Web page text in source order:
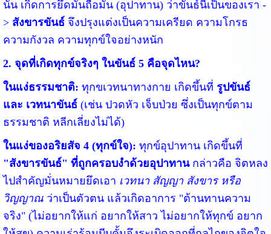
นั้น เกิดการยึดมั่นถือมั่น (อุปาทาน) ว่าขันธ์นี้เป็นของเรา -
> สังขารขันธ์จึงปรุงแต่งเป็นความเครียด ความโกรธ
ความกังวล ความทุกข์ใจอย่างหนัก
2. จุดที่เกิดทุกข์จริงๆ ในขันธ์ 5 คือจุดไหน?
ในแง่ธรรมชาติ: ทุกขเวทนาทางกาย เกิดขึ้นที่ รูปขันธ์
และ เวทนาขันธ์(เช่น ปวดหัว เจ็บป่วย ซึ่งเป็นทุกข์ตาม
ธรรมชาติ หลีกเลี่ยงไม่ได้)
ในแง่ของอริยสัจ 4 (ทุกข์ใจ): ทุกข์อุปาทาน เกิดขึ้นที่
"สังขารขันธ์" ที่ถูกครอบงำด้วยอุปาทานกล่าวคือ จิตหลง
ไปสำคัญมั่นหมายยึดเอา เวทนา สัญญา สังขาร หรือ
วิญญาณว่าเป็นตัวตน แล้วเกิดอาการ "ต้านทานความ
จริง" (ไม่อยากให้แก่ อยากให้สาว ไม่อยากให้ทุกข์ อยาก